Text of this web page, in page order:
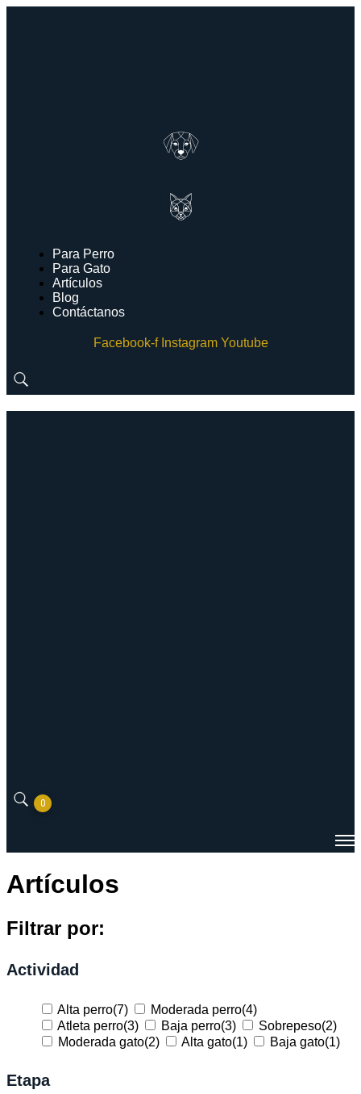
Para Perro
Para Gato
Artículos
Blog
Contáctanos
Facebook-f Instagram Youtube
0
Artículos
Filtrar por:
Actividad
Alta perro(7) Moderada perro(4)
Atleta perro(3) Baja perro(3) Sobrepeso(2)
Moderada gato(2) Alta gato(1) Baja gato(1)
Etapa